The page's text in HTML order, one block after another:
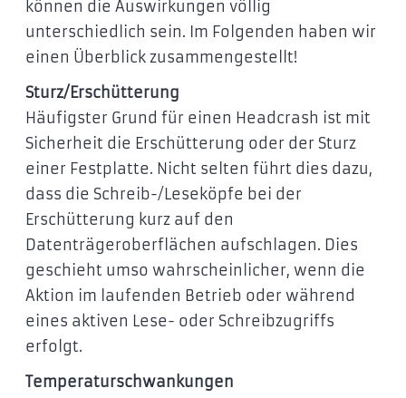
können die Auswirkungen völlig
unterschiedlich sein. Im Folgenden haben wir
einen Überblick zusammengestellt!
Sturz/Erschütterung
Häufigster Grund für einen Headcrash ist mit
Sicherheit die Erschütterung oder der Sturz
einer Festplatte. Nicht selten führt dies dazu,
dass die Schreib-/Leseköpfe bei der
Erschütterung kurz auf den
Datenträgeroberflächen aufschlagen. Dies
geschieht umso wahrscheinlicher, wenn die
Aktion im laufenden Betrieb oder während
eines aktiven Lese- oder Schreibzugriffs
erfolgt.
Temperaturschwankungen